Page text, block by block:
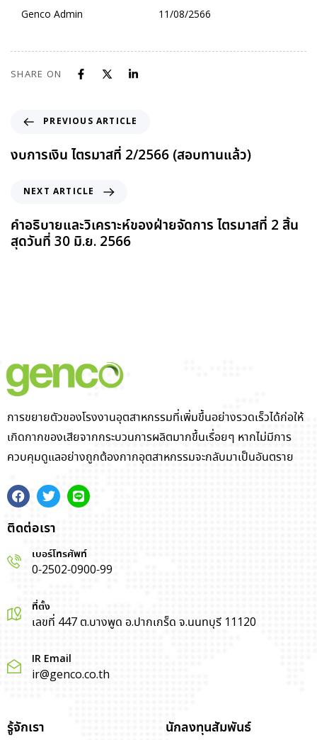
Genco Admin 11/08/2566
SHARE ON
PREVIOUS ARTICLE
งบการเงิน ไตรมาสที่ 2/2566 (สอบทานแล้ว)
NEXT ARTICLE
คำอธิบายและวิเคราะห์ของฝ่ายจัดการ ไตรมาสที่ 2 สิ้น
สุดวันที่ 30 มิ.ย. 2566
การขยายตัวของโรงงานอุตสาหกรรมที่เพิ่มขึ้นอย่างรวดเร็วได้ก่อให้
เกิดกากของเสียจากกระบวนการผลิตมากขึ้นเรื่อยๆ หากไม่มีการ
ควบคุมดูแลอย่างถูกต้องกากอุตสาหกรรมจะกลับมาเป็นอันตราย
ติดต่อเรา
เบอร์โทรศัพท์
0-2502-0900-99
ที่ตั้ง
เลขที่ 447 ต.บางพูด อ.ปากเกร็ด จ.นนทบุรี 11120
IR Email
ir@genco.co.th
รู้จักเรา นักลงทุนสัมพันธ์